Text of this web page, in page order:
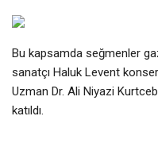
Bu kapsamda seğmenler
sanatçı Haluk Levent
Uzman Dr. Ali Niyazi
katıldı.